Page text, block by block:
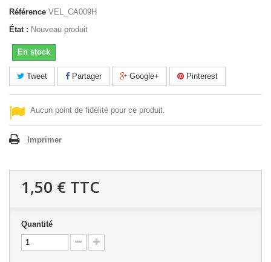
Référence VEL_CA009H
État : Nouveau produit
En stock
Tweet Partager Google+ Pinterest
Aucun point de fidélité pour ce produit.
Imprimer
1,50 € TTC
Quantité